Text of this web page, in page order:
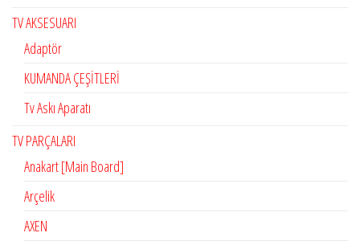
TV AKSESUARI
Adaptör
KUMANDA ÇEŞİTLERİ
Tv Askı Aparatı
TV PARÇALARI
Anakart [Main Board]
Arçelik
AXEN